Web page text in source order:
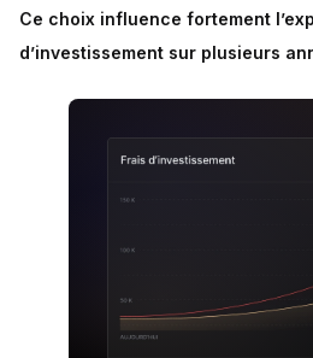
Ce choix influence fortement
d’investissement sur plusieurs